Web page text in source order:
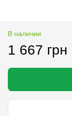
В наличии
1 667 грн